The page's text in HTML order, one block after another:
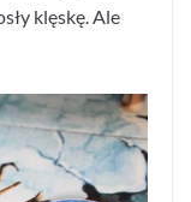
klęskę. Ale